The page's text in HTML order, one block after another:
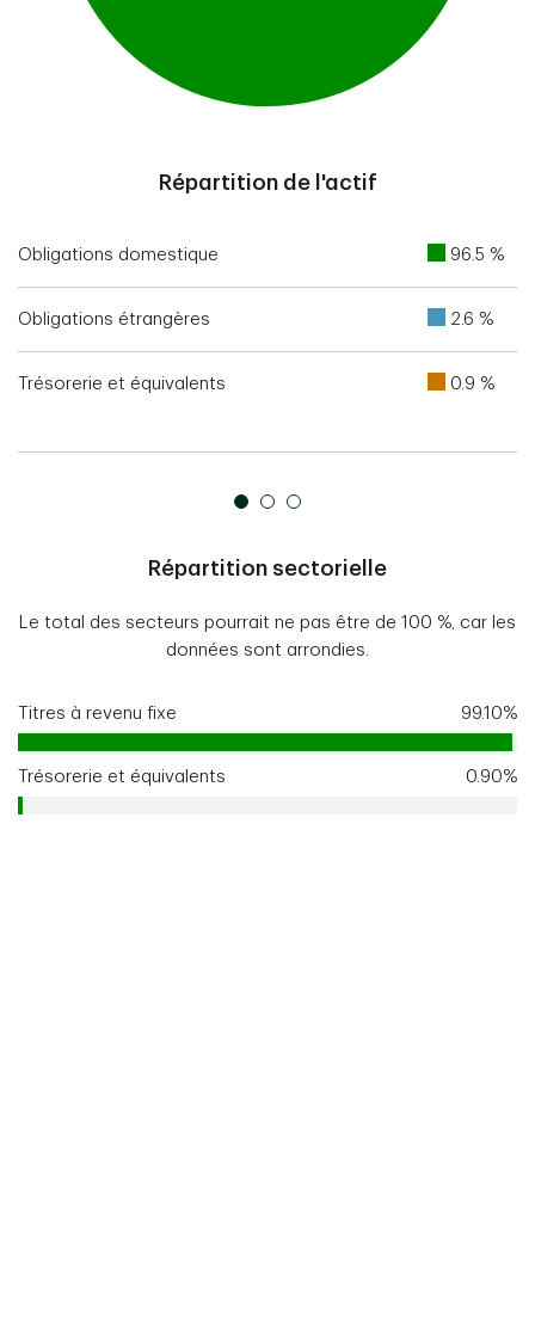
Répartition de l'actif
Obligations domestique 96.5 %
Obligations étrangères 2.6 %
Trésorerie et équivalents 0.9 %
Répartition sectorielle
Le total des secteurs pourrait ne pas être de 100 %, car les
données sont arrondies.
Titres à revenu fixe 99.10%
Trésorerie et équivalents 0.90%